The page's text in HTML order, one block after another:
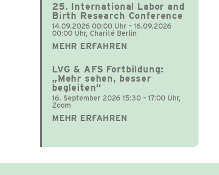
25. International Labor and
Birth Research Conference
14.09.2026 00:00 Uhr – 16.09.2026
00:00 Uhr, Charité Berlin
MEHR ERFAHREN
LVG & AFS Fortbildung:
„Mehr sehen, besser
begleiten“
16. September 2026 15:30 – 17:00 Uhr,
Zoom
MEHR ERFAHREN